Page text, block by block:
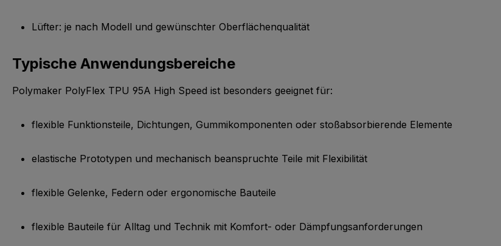
Lüfter: je nach Modell und gewünschter Oberflächenqualität
Typische Anwendungsbereiche
Polymaker PolyFlex TPU 95A High Speed ist besonders geeignet für:
flexible Funktionsteile, Dichtungen, Gummikomponenten oder stoßabsorbierende Elemente
elastische Prototypen und mechanisch beanspruchte Teile mit Flexibilität
flexible Gelenke, Federn oder ergonomische Bauteile
flexible Bauteile für Alltag und Technik mit Komfort- oder Dämpfungsanforderungen